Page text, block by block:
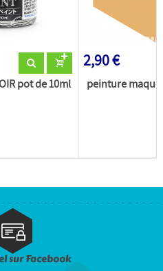
pot de 10ml
2,90 €
peinture
sur Facebook